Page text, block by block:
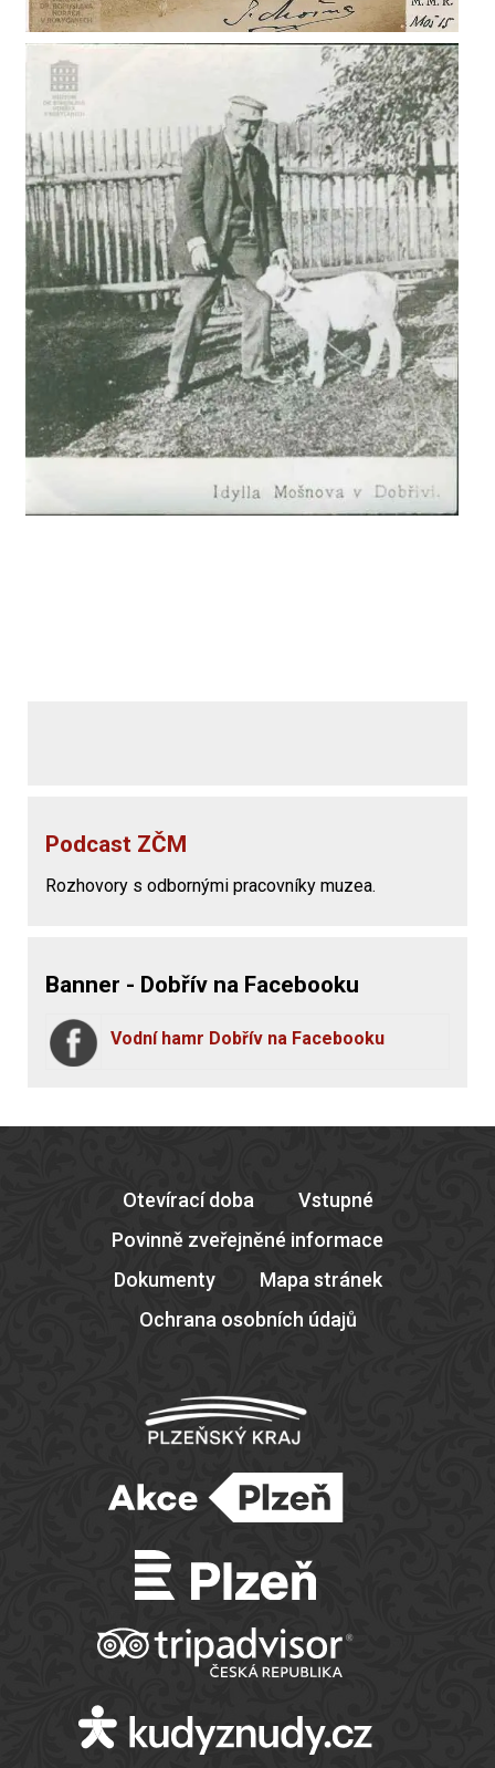
Podcast ZČM
Rozhovory s odbornými pracovníky muzea.
Banner - Dobřív na Facebooku
Vodní hamr Dobřív na Facebooku
Otevírací doba
Vstupné
Povinně zveřejněné informace
Dokumenty
Mapa stránek
Ochrana osobních údajů